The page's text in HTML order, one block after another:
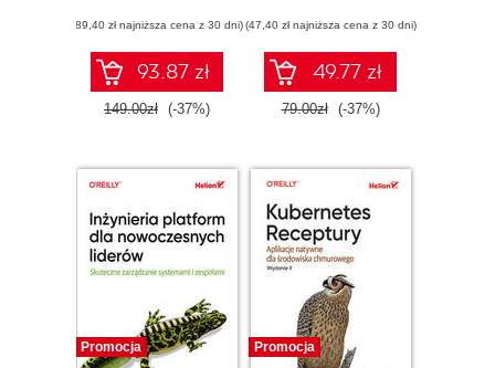
(89,40 zł najniższa cena z 30 dni)
93.87 zł
149.00zł (-37%)
skalowalnych,
niezawodnych
usług z
wykorzystaniem
Kubernetesa.
(47,40 zł najniższa cena z 30 dni)
49.77 zł
79.00zł (-37%)
Promocja Promocja